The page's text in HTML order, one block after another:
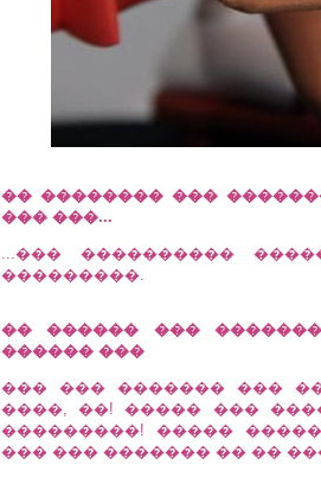
�� �������� ���
��� ���...
...��� ����������
���������.
�� ������ ���
������ ���
��� ��� ������� ���
����, ��! ����� ���
���������! �����
��� ��� ������� �� ��